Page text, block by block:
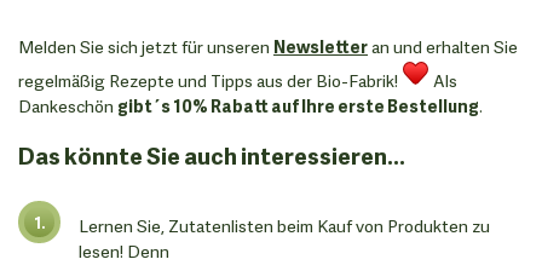
Melden Sie sich jetzt für unseren Newsletteran und erhalten Sie
regelmäßig Rezepte und Tipps aus der Bio-Fabrik!
Als
Dankeschön gibt´s 10% Rabatt auf Ihre erste Bestellung.
Das könnte Sie auch interessieren...
Lernen Sie, Zutatenlisten beim Kauf von Produkten zu
lesen! Denn